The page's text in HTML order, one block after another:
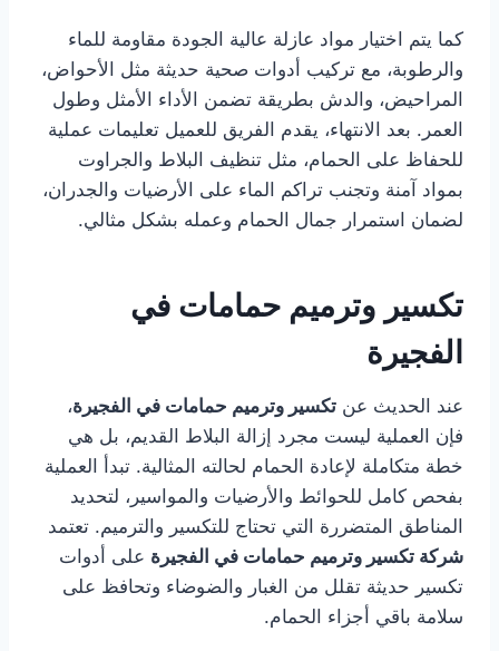
كما يتم اختيار مواد عازلة عالية الجودة مقاومة للماء
والرطوبة، مع تركيب أدوات صحية حديثة مثل الأحواض،
المراحيض، والدش بطريقة تضمن الأداء الأمثل وطول
العمر. بعد الانتهاء، يقدم الفريق للعميل تعليمات عملية
للحفاظ على الحمام، مثل تنظيف البلاط والجراوت
بمواد آمنة وتجنب تراكم الماء على الأرضيات والجدران،
لضمان استمرار جمال الحمام وعمله بشكل مثالي.
تكسير وترميم حمامات في
الفجيرة
عند الحديث عن تكسير وترميم حمامات في الفجيرة،
فإن العملية ليست مجرد إزالة البلاط القديم، بل هي
خطة متكاملة لإعادة الحمام لحالته المثالية. تبدأ العملية
بفحص كامل للحوائط والأرضيات والمواسير، لتحديد
المناطق المتضررة التي تحتاج للتكسير والترميم. تعتمد
شركة تكسير وترميم حمامات في الفجيرة على أدوات
تكسير حديثة تقلل من الغبار والضوضاء وتحافظ على
سلامة باقي أجزاء الحمام.